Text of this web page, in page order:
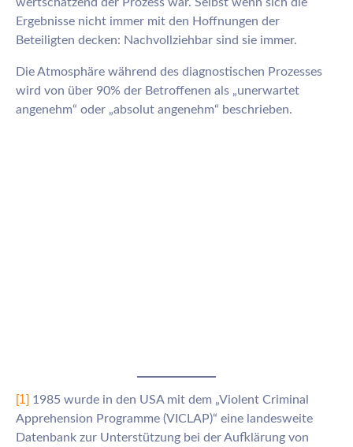
Ergebnisse nicht immer mit den Hoffnungen der
Beteiligten decken: Nachvollziehbar sind sie immer.
Die Atmosphäre während des diagnostischen Prozesses
wird von über 90% der Betroffenen als „unerwartet
angenehm“ oder „absolut angenehm“ beschrieben.
[1] 1985 wurde in den USA mit dem „Violent Criminal
Apprehension Programme (VICLAP)“ eine landesweite
Datenbank zur Unterstützung bei der Aufklärung von